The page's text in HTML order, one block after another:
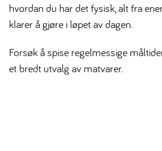
hvordan du har det fysisk, alt fra
klarer å gjøre i løpet av dagen.
Forsøk å spise regelmessige
et bredt utvalg av matvarer.